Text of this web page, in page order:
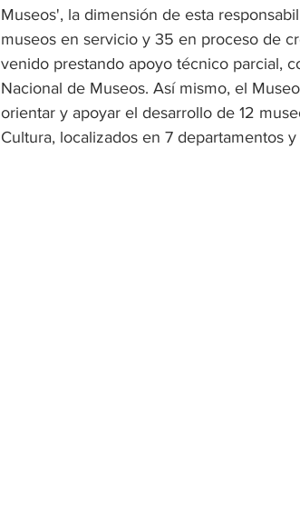
Museos', la dimensión de esta
museos en servicio y 35 en proceso de
venido prestando apoyo técnico parcial,
Nacional de Museos. Así mismo, el
orientar y apoyar el desarrollo de 12
Cultura, localizados en 7 departamentos